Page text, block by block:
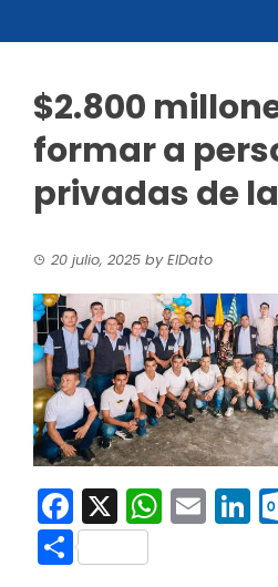
$2.800
formar a
privadas de
20 julio, 2025 byElDato
Facebook
X
Compartir